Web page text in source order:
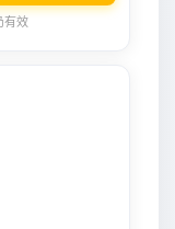
效